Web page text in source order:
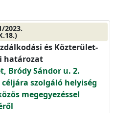
2023.
és Közterület-
határozat
Bródy Sándor u. 2.
szolgáló helyiség
megegyezéssel